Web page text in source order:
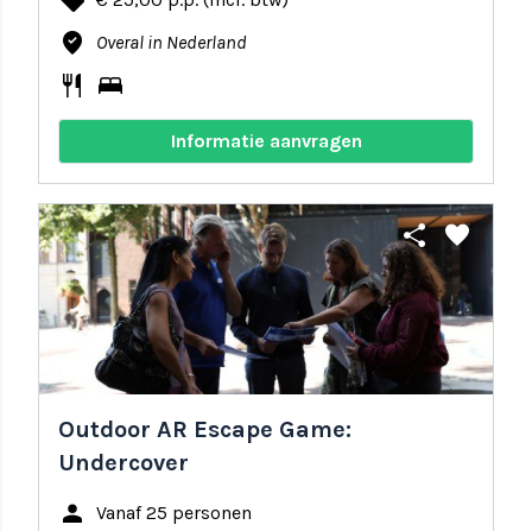
where_to_vote Overal in Nederland
restaurant bed
Informatie aanvragen
share favorite
Outdoor AR Escape Game:
Undercover
person Vanaf 25 personen